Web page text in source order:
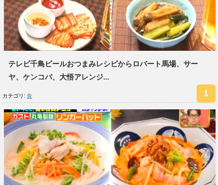
テレビ千鳥ビールおつまみレシピからロバート馬場、サー
ヤ、ケンコバ、大悟アレンジ...
カテゴリ: 食